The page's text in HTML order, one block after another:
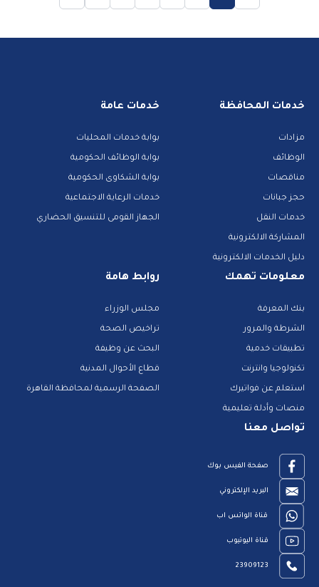
خدمات المحافظة
مزادات
الوظائف
مناقصات
حجز جبانات
خدمات النقل
المشاركة الالكترونية
دليل الخدمات الالكترونية
خدمات عامة
بوابة خدمات المحليات
بوابة الوظائف الحكومية
بوابة الشكاوى الحكومية
خدمات الرعاية الاجتماعية
الجهاز القومى للتنسيق الحضاري
معلومات تهمك
بنك المعرفة
الشرطة والمرور
تطبيقات خدمية
تكنولوجيا وانترنت
استعلم عن فواتيرك
منصات وأدلة تعليمية
روابط هامة
مجلس الوزراء
تراخيص الصحة
البحث عن وظيفة
قطاع الأحوال المدنية
الصفحة الرسمية لمحافظة القاهرة
تواصل معنا
صفحة الفيس بوك
البريد الإلكتروني
قناة الواتس اب
قناة اليوتيوب
23909123